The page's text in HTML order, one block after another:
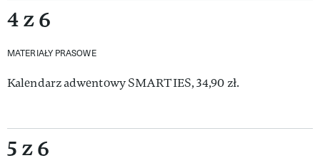
4 z 6
MATERIAŁY PRASOWE
Kalendarz adwentowy SMARTIES, 34,90 zł.
5 z 6